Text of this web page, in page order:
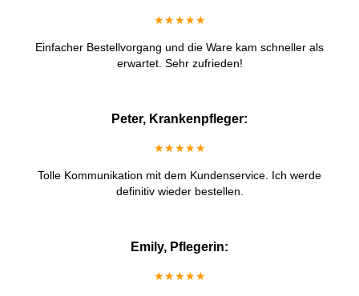
★★★★★
Einfacher Bestellvorgang und die Ware kam schneller als
erwartet. Sehr zufrieden!
Peter, Krankenpfleger:
★★★★★
Tolle Kommunikation mit dem Kundenservice. Ich werde
definitiv wieder bestellen.
Emily, Pflegerin:
★★★★★